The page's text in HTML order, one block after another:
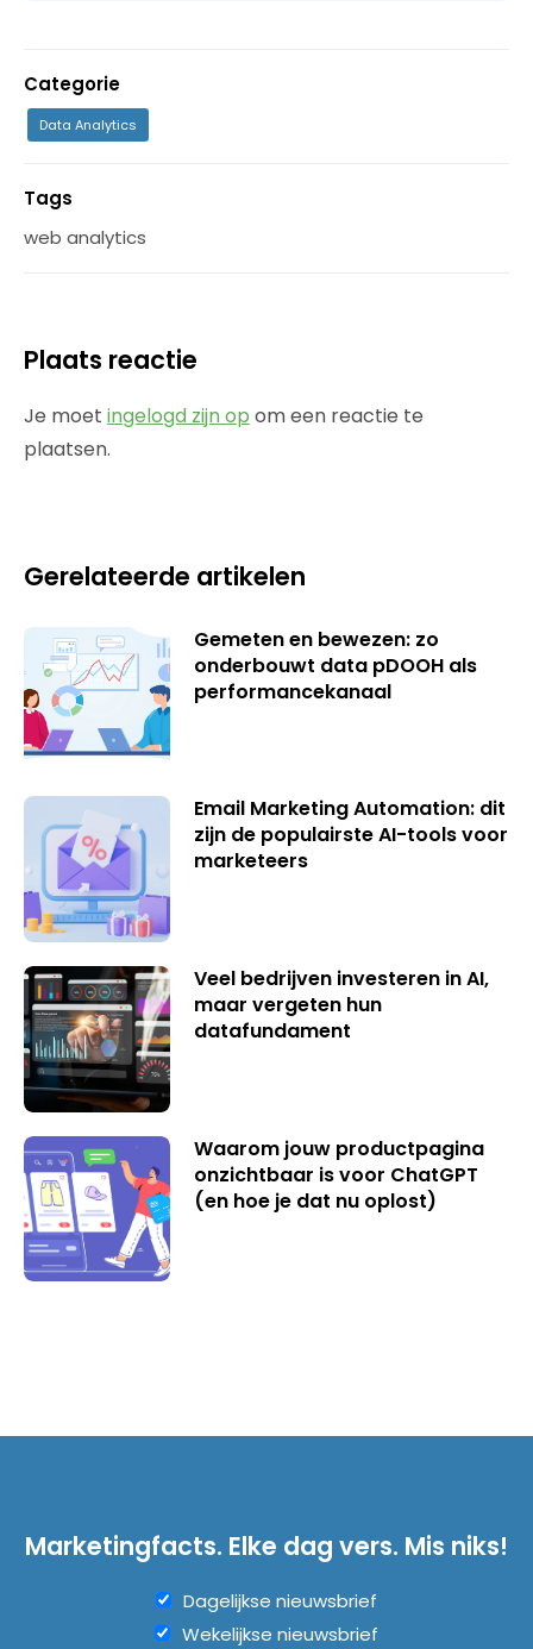
Categorie
Data Analytics
Tags
web analytics
Plaats reactie
Je moet ingelogd zijn op om een reactie te
plaatsen.
Gerelateerde artikelen
Gemeten en bewezen: zo
onderbouwt data pDOOH als
performancekanaal
Email Marketing Automation: dit
zijn de populairste AI-tools voor
marketeers
Veel bedrijven investeren in AI,
maar vergeten hun
datafundament
Waarom jouw productpagina
onzichtbaar is voor ChatGPT
(en hoe je dat nu oplost)
Marketingfacts. Elke dag vers. Mis niks!
Dagelijkse nieuwsbrief
Wekelijkse nieuwsbrief